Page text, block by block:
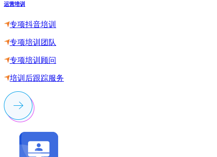
运营培训
专项抖音培训
专项培训团队
专项培训顾问
培训后跟踪服务